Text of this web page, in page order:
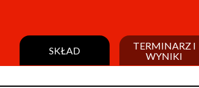
SKŁAD
TERMINARZ I
WYNIKI